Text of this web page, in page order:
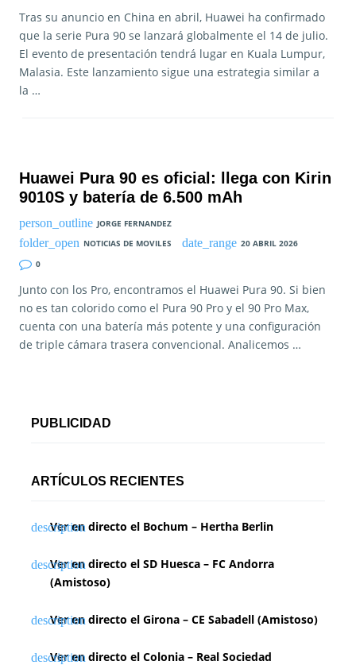
Tras su anuncio en China en abril, Huawei ha confirmado
que la serie Pura 90 se lanzará globalmente el 14 de julio.
El evento de presentación tendrá lugar en Kuala Lumpur,
Malasia. Este lanzamiento sigue una estrategia similar a
la …
Huawei Pura 90 es oficial: llega con Kirin
9010S y batería de 6.500 mAh
JORGE FERNANDEZ
NOTICIAS DE MOVILES
20 ABRIL 2026
0
Junto con los Pro, encontramos el Huawei Pura 90. Si bien
no es tan colorido como el Pura 90 Pro y el 90 Pro Max,
cuenta con una batería más potente y una configuración
de triple cámara trasera convencional. Analicemos …
PUBLICIDAD
ARTÍCULOS RECIENTES
Ver en directo el Bochum – Hertha Berlin
Ver en directo el SD Huesca – FC Andorra
(Amistoso)
Ver en directo el Girona – CE Sabadell (Amistoso)
Ver en directo el Colonia – Real Sociedad